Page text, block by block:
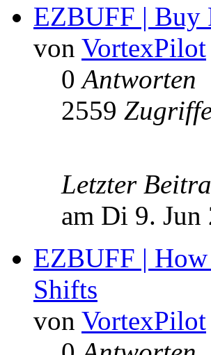
EZBUFF | Buy
von VortexPilot
0Antworten
2559
Letzter
am Di 9.
EZBUFF |
Shifts
von VortexPilot